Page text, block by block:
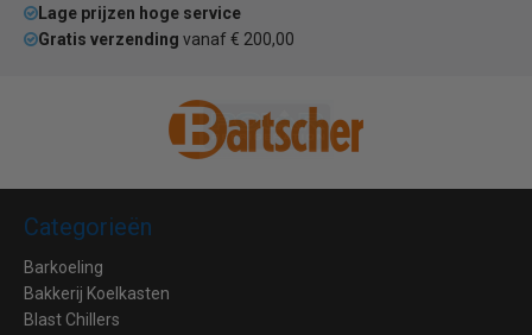
Lage prijzen hoge service
Gratis verzending vanaf € 200,00
Categorieën
Barkoeling
Bakkerij Koelkasten
Blast Chillers